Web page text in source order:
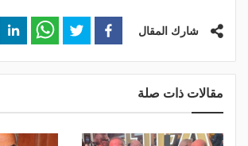
شارك المقال
مقالات ذات صلة